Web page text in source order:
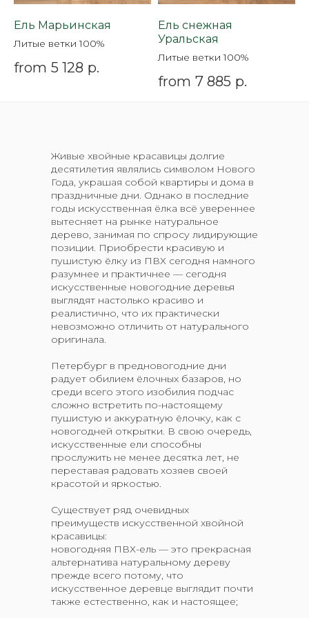
Ель Марьинская
Литые ветки 100%
from 5 128 р.
Ель снежная
Уральская
Литые ветки 100%
from 7 885 р.
Живые хвойные красавицы долгие
десятилетия являлись символом Нового
Года, украшая собой квартиры и дома в
праздничные дни. Однако в последние
годы искусственная ёлка всё увереннее
вытесняет на рынке натуральное
дерево, занимая по спросу лидирующие
позиции. Приобрести красивую и
пушистую ёлку из ПВХ сегодня намного
разумнее и практичнее — сегодня
искусственные новогодние деревья
выглядят настолько красиво и
реалистично, что их практически
невозможно отличить от натурального
оригинала.
Петербург в предновогодние дни
радует обилием ёлочных базаров, но
среди всего этого изобилия подчас
сложно встретить по-настоящему
пушистую и аккуратную ёлочку, как с
новогодней открытки. В свою очередь,
искусственные ели способны
прослужить не менее десятка лет, не
переставая радовать хозяев своей
красотой и яркостью.
Существует ряд очевидных
преимуществ искусственной хвойной
красавицы:
новогодняя ПВХ-ель — это прекрасная
альтернатива натуральному дереву
прежде всего потому, что
искусственное деревце выглядит почти
также естественно, как и настоящее;